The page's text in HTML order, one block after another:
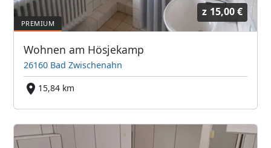
z 15,00 €
Wohnen am Hösjekamp
26160 Bad Zwischenahn
15,84 km